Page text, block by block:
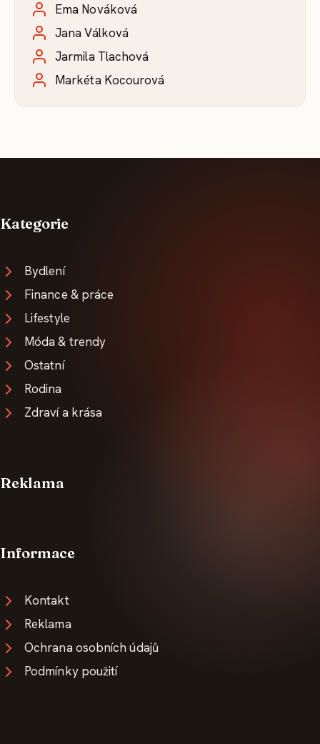
Ema Nováková
Jana Válková
Jarmila Tlachová
Markéta Kocourová
Kategorie
Bydlení
Finance & práce
Lifestyle
Móda & trendy
Ostatní
Rodina
Zdraví a krása
Reklama
Informace
Kontakt
Reklama
Ochrana osobních údajů
Podmínky použití